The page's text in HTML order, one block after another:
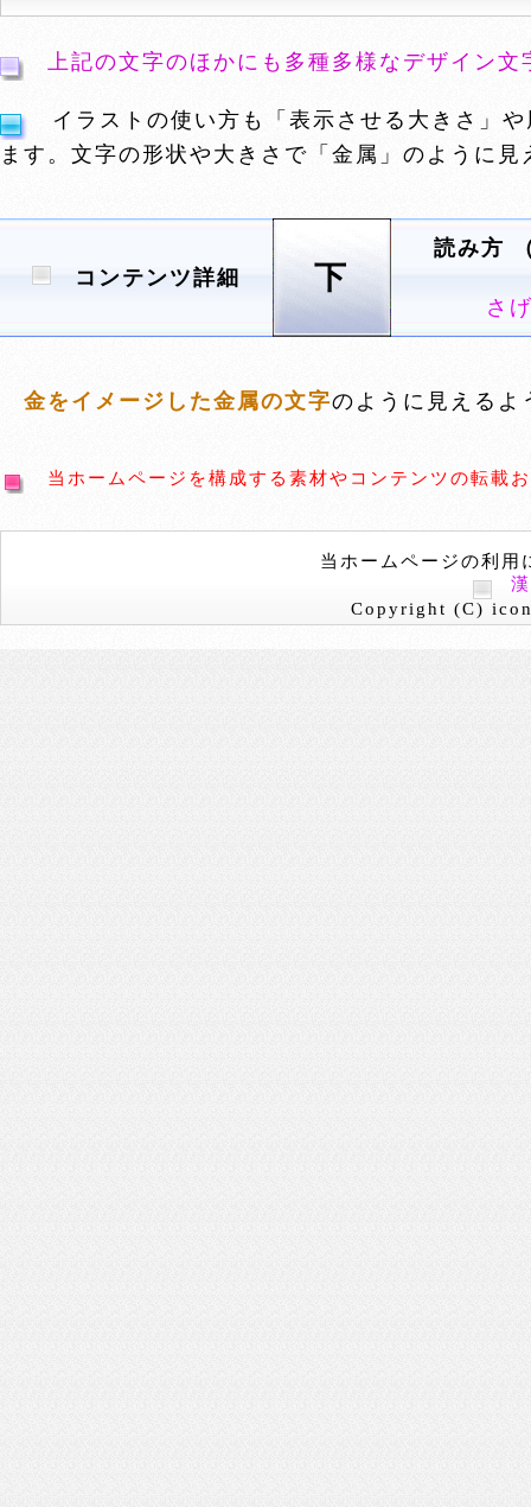
上記の文字のほかにも多種多様なデザイン文
イラストの使い方も「表示させる大きさ」
ます。文字の形状や大きさで「金属」のように
コンテンツ詳細 下
読み方
さ
金をイメージした金属の文字のように見えるよ
当ホームページを構成する素材やコンテンツの転載
当ホームページの利用
Copyright (C)